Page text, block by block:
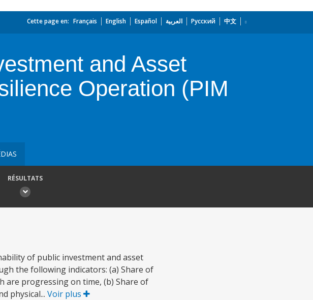
Cette page en: Français English Español العربية Русский 中文
and Asset
Operation (PIM
RÉSULTATS
of public investment and asset
the following indicators: (a) Share of
are progressing on time, (b) Share of
physical... Voir plus